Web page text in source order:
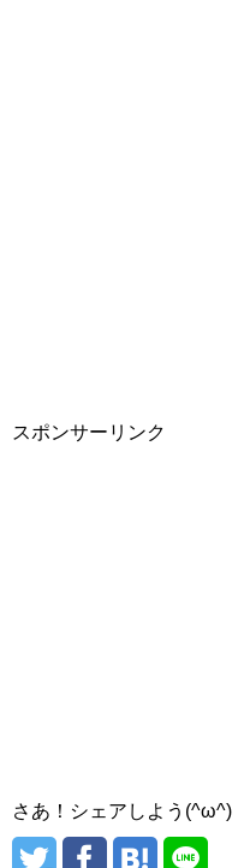
スポンサーリンク
さあ！シェアしよう(^ω^)